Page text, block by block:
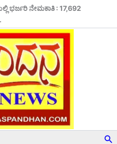
ಭರ್ಜರಿ ನೇಮಕಾತಿ : 17,692